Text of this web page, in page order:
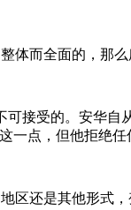
体而全面的，那
可接受的。安华
一点，但他拒绝
区还是其他形式